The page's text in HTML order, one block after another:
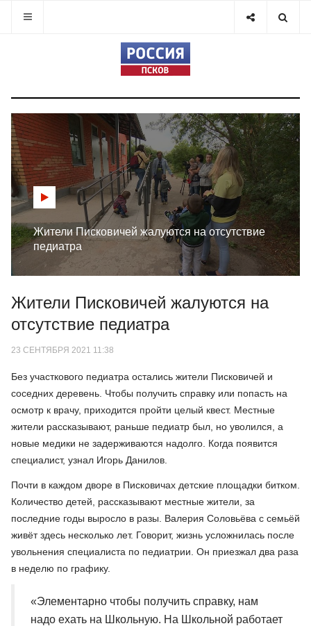
Жители Писковичей жалуются на отсутствие
педиатра
Жители Писковичей жалуются на
отсутствие педиатра
23 СЕНТЯБРЯ 2021 11:38
Без участкового педиатра остались жители Писковичей и
соседних деревень. Чтобы получить справку или попасть на
осмотр к врачу, приходится пройти целый квест. Местные
жители рассказывают, раньше педиатр был, но уволился, а
новые медики не задерживаются надолго. Когда появится
специалист, узнал Игорь Данилов.
Почти в каждом дворе в Писковичах детские площадки битком.
Количество детей, рассказывают местные жители, за
последние годы выросло в разы. Валерия Соловьёва с семьёй
живёт здесь несколько лет. Говорит, жизнь усложнилась после
увольнения специалиста по педиатрии. Он приезжал два раза
в неделю по графику.
«Элементарно чтобы получить справку, нам
надо ехать на Школьную. На Школьной работает